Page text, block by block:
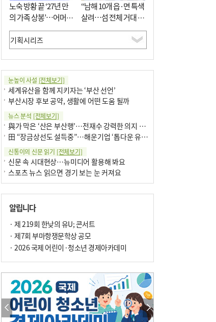
노숙 방황 끝 ‘27년 만
의 가족 상봉’…어머니
와 행복 꿈꿔
“남해 10개 읍·면 특색
살려…섬 전체 거대 정
원으로 조성”
눈높이 사설 [전체보기]
세계유산을 함께 지키자는 ‘부산 선언’
부산시장 후보 공약, 생활에 어떤 도움 될까
뉴스 분석 [전체보기]
與가 막은 ‘산은 부산행’…전재수 강력한 의지 표명 없인 공염불
田 “장금상선도 설득중”…해운기업 ‘톱다운 유치전’ 가속
신통이의 신문 읽기 [전체보기]
신문 속 시대현상…뉴미디어 활용해 봐요
스포츠 뉴스 읽으면 경기 보는 눈 커져요
구·군 승진 축하화분 관행 없애자니 소상공인 울상
팩트체크[전체보기]
의령 한우산 털중나리
한 손 뉴스[전체보기]
시민이 개발한 폭염 대응 앱 ‘그늘로’ 길안내 지도 등 인기
골목 맛집 발굴 고메 셀렉션…부산시, 페스티벌 시월 연계
알립니다
· 제 219회 한낮의 유U; 콘서트
· 제7회 부마항쟁문학상 공모
· 2026 국제 어린이·청소년 경제아카데미